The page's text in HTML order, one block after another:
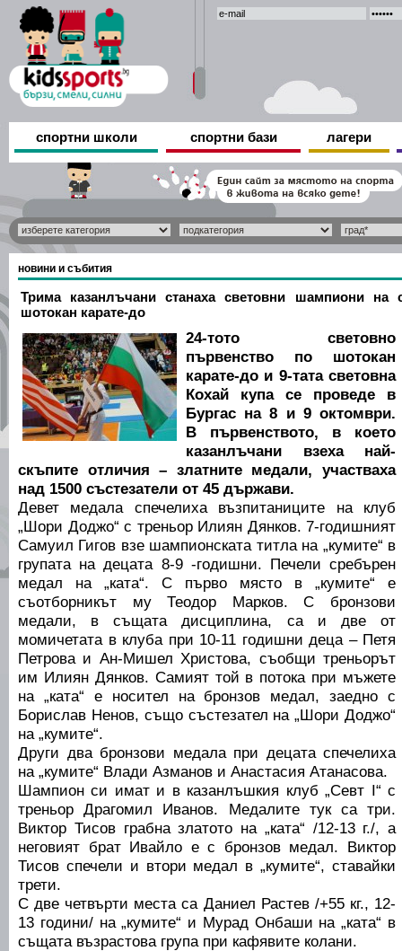
спортни школи спортни бази лагери
новини и събития
Трима казанлъчани станаха световни шампиони на
шотокан карате-до
24-тото световно
първенство по шотокан
карате-до и 9-тата световна
Кохай купа се проведе в
Бургас на 8 и 9 октомври.
В първенството, в което
казанлъчани взеха най-
скъпите отличия – златните медали, участваха
над 1500 състезатели от 45 държави.
Девет медала спечелиха възпитаниците на клуб
„Шори Доджо“ с треньор Илиян Дянков. 7-годишният
Самуил Гигов взе шампионската титла на „кумите“ в
групата на децата 8-9 -годишни. Печели сребърен
медал на „ката“. С първо място в „кумите“ е
съотборникът му Теодор Марков. С бронзови
медали, в същата дисциплина, са и две от
момичетата в клуба при 10-11 годишни деца – Петя
Петрова и Ан-Мишел Христова, съобщи треньорът
им Илиян Дянков. Самият той в потока при мъжете
на „ката“ е носител на бронзов медал, заедно с
Борислав Ненов, също състезател на „Шори Доджо“
на „кумите“.
Други два бронзови медала при децата спечелиха
на „кумите“ Влади Азманов и Анастасия Атанасова.
Шампион си имат и в казанлъшкия клуб „Севт I“ с
треньор Драгомил Иванов. Медалите тук са три.
Виктор Тисов грабна златото на „ката“ /12-13 г./, а
неговият брат Ивайло е с бронзов медал. Виктор
Тисов спечели и втори медал в „кумите“, ставайки
трети.
С две четвърти места са Даниел Растев /+55 кг., 12-
13 години/ на „кумите“ и Мурад Онбаши на „ката“ в
същата възрастова група при кафявите колани.